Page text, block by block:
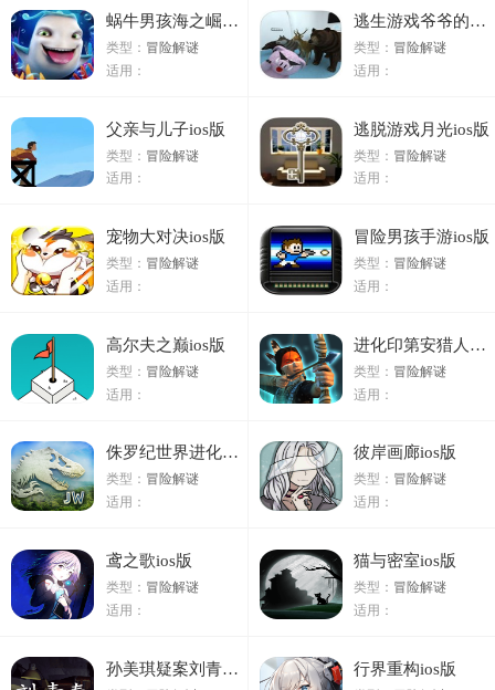
蜗牛男孩海之崛起ios版
类型： 冒险解谜
适用：
逃生游戏爷爷的爱好房间ios版
类型： 冒险解谜
适用：
父亲与儿子ios版
类型： 冒险解谜
适用：
逃脱游戏月光ios版
类型： 冒险解谜
适用：
宠物大对决ios版
类型： 冒险解谜
适用：
冒险男孩手游ios版
类型： 冒险解谜
适用：
高尔夫之巅ios版
类型： 冒险解谜
适用：
进化印第安猎人ios版
类型： 冒险解谜
适用：
侏罗纪世界进化游戏ios版
类型： 冒险解谜
适用：
彼岸画廊ios版
类型： 冒险解谜
适用：
鸢之歌ios版
类型： 冒险解谜
适用：
猫与密室ios版
类型： 冒险解谜
适用：
孙美琪疑案刘青春ios版 行界重构ios版